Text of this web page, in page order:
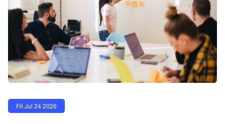
Fri Jul 24 2026